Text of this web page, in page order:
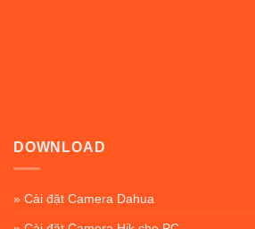
DOWNLOAD
» Cài đặt Camera Dahua